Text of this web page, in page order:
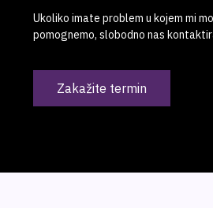
Ukoliko imate problem u kojem mi
pomognemo, slobodno nas
Zakažite termin